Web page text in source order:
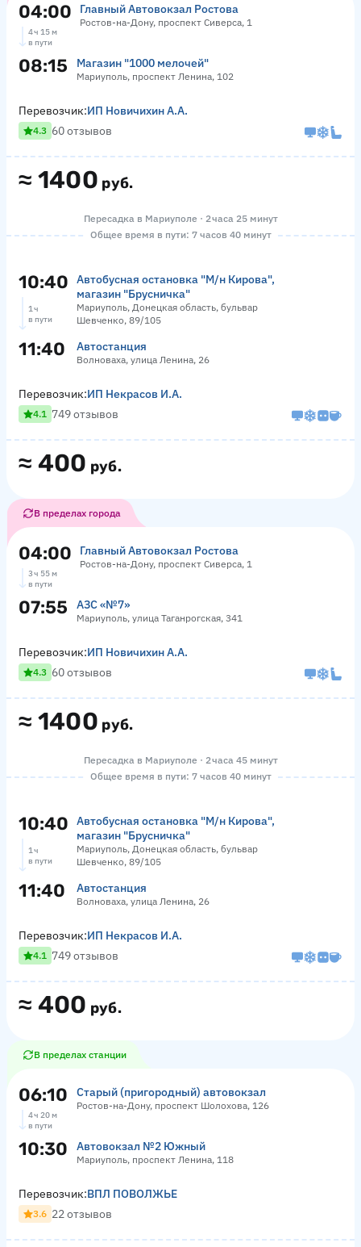
04:00 Главный Автовокзал Ростова
Ростов-на-Дону, проспект Сиверса, 1
4 ч 15 м
в пути
08:15 Магазин "1000 мелочей"
Мариуполь, проспект Ленина, 102
≈ 1400 руб.
Перевозчик:ИП Новичихин А.А.
4.3 60 отзывов
Пересадка в Мариуполе · 2 часа 25 минут
Общее время в пути: 7 часов 40 минут
10:40
Автобусная остановка "М/н Кирова",
магазин "Брусничка"
Мариуполь, Донецкая область, бульвар
Шевченко, 89/105
1 ч
в пути
11:40 Автостанция
Волноваха, улица Ленина, 26
≈ 400 руб.
Перевозчик:ИП Некрасов И.А.
4.1 749 отзывов
В пределах города
04:00 Главный Автовокзал Ростова
Ростов-на-Дону, проспект Сиверса, 1
3 ч 55 м
в пути
07:55 АЗС «№7»
Мариуполь, улица Таганрогская, 341
≈ 1400 руб.
Перевозчик:ИП Новичихин А.А.
4.3 60 отзывов
Пересадка в Мариуполе · 2 часа 45 минут
Общее время в пути: 7 часов 40 минут
10:40
Автобусная остановка "М/н Кирова",
магазин "Брусничка"
Мариуполь, Донецкая область, бульвар
Шевченко, 89/105
1 ч
в пути
11:40 Автостанция
Волноваха, улица Ленина, 26
≈ 400 руб.
Перевозчик:ИП Некрасов И.А.
4.1 749 отзывов
В пределах станции
06:10 Старый (пригородный) автовокзал
Ростов-на-Дону, проспект Шолохова, 126
4 ч 20 м
в пути
10:30 Автовокзал №2 Южный
Мариуполь, проспект Ленина, 118
Перевозчик:ВПЛ ПОВОЛЖЬЕ
3.6 22 отзывов